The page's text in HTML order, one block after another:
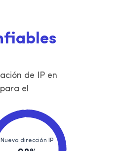
de IP en
el
Nueva dirección IP